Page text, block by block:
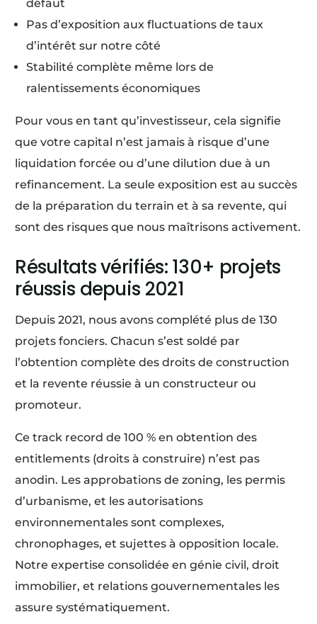
défaut
Pas d’exposition aux fluctuations de taux
d’intérêt sur notre côté
Stabilité complète même lors de
ralentissements économiques
Pour vous en tant qu’investisseur, cela signifie
que votre capital n’est jamais à risque d’une
liquidation forcée ou d’une dilution due à un
refinancement. La seule exposition est au succès
de la préparation du terrain et à sa revente, qui
sont des risques que nous maîtrisons activement.
Résultats vérifiés: 130+ projets
réussis depuis 2021
Depuis 2021, nous avons complété plus de 130
projets fonciers. Chacun s’est soldé par
l’obtention complète des droits de construction
et la revente réussie à un constructeur ou
promoteur.
Ce track record de 100 % en obtention des
entitlements (droits à construire) n’est pas
anodin. Les approbations de zoning, les permis
d’urbanisme, et les autorisations
environnementales sont complexes,
chronophages, et sujettes à opposition locale.
Notre expertise consolidée en génie civil, droit
immobilier, et relations gouvernementales les
assure systématiquement.